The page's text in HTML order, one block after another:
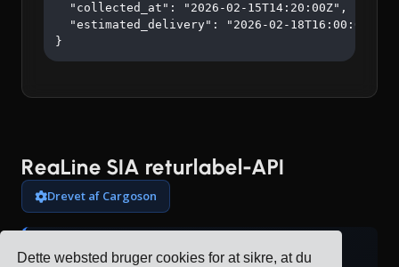
Dette websted bruger cookies for at sikre, at du
  "collected_at": "2026-02-15T14:20:00Z",
  "estimated_delivery": "2026-02-18T16:00:00Z"
}
ReaLine SIA returlabel-API
Drevet af Cargoson
Cargoson-forbedring: